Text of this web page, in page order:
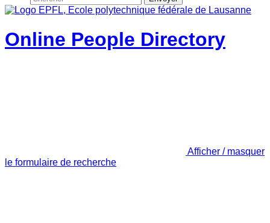
Online People Directory
Afficher / masquer
le formulaire de recherche